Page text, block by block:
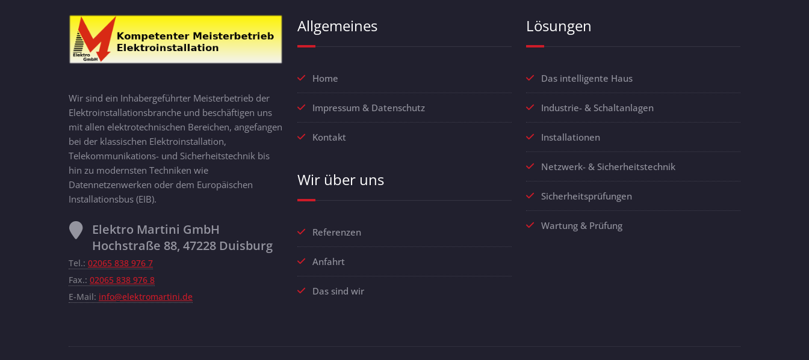
Wir sind ein Inhabergeführter Meisterbetrieb der
Elektroinstallationsbranche und beschäftigen uns
mit allen elektrotechnischen Bereichen, angefangen
bei der klassischen Elektroinstallation,
Telekommunikations- und Sicherheitstechnik bis
hin zu modernsten Techniken wie
Datennetzenwerken oder dem Europäischen
Installationsbus (EIB).
Elektro Martini GmbH
Hochstraße 88, 47228 Duisburg
Tel.: 02065 838 976 7
Fax.: 02065 838 976 8
E-Mail: info@elektromartini.de
Allgemeines
Home
Impressum & Datenschutz
Kontakt
Wir über uns
Referenzen
Anfahrt
Das sind wir
Lösungen
Das intelligente Haus
Industrie- & Schaltanlagen
Installationen
Netzwerk- & Sicherheitstechnik
Sicherheitsprüfungen
Wartung & Prüfung